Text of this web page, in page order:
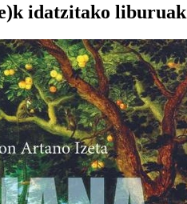
idatzitako liburuak